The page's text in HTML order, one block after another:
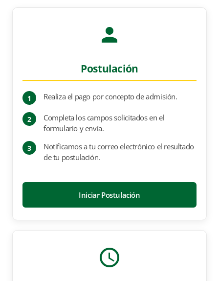
Postulación
1 Realiza el pago por concepto de admisión.
2
Completa los campos solicitados en el
formulario y envía.
3
Notificamos a tu correo electrónico el resultado
de tu postulación.
Iniciar Postulación